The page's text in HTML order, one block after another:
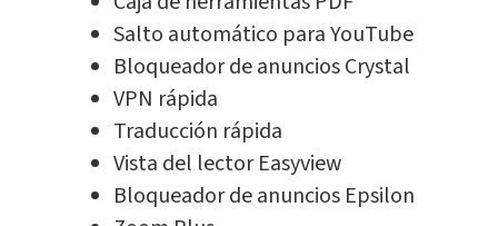
Salto automático para YouTube
Bloqueador de anuncios Crystal
VPN rápida
Traducción rápida
Vista del lector Easyview
Bloqueador de anuncios Epsilon